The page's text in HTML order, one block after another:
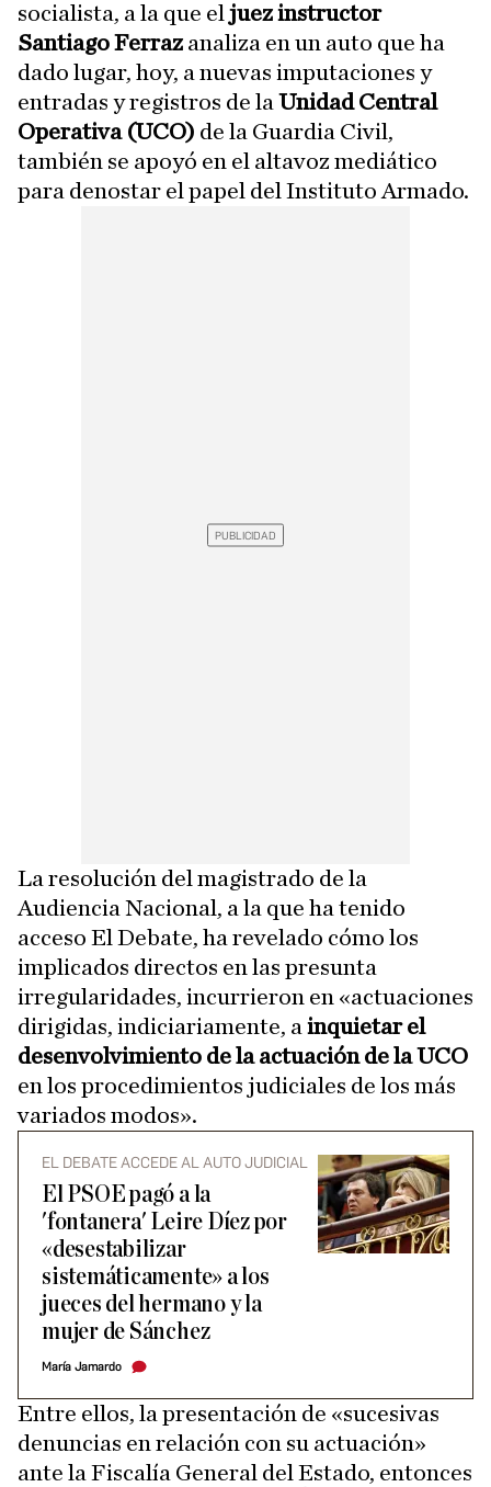
socialista, a la que el juez instructor
Santiago Ferrazanaliza en un auto que ha
dado lugar, hoy, a nuevas imputaciones y
entradas y registros de la Unidad Central
Operativa (UCO) de la Guardia Civil,
también se apoyó en el altavoz mediático
para denostar el papel del Instituto Armado.
La resolución del magistrado de la
Audiencia Nacional, a la que ha tenido
acceso El Debate, ha revelado cómo los
implicados directos en las presunta
irregularidades, incurrieron en «actuaciones
dirigidas, indiciariamente, a inquietar el
desenvolvimiento de la actuación de la UCO
en los procedimientos judiciales de los más
variados modos».
EL DEBATE ACCEDE AL AUTO JUDICIAL
El PSOE pagó a la
'fontanera' Leire Díez por
«desestabilizar
sistemáticamente» a los
jueces del hermano y la
mujer de Sánchez
María Jamardo
Entre ellos, la presentación de «sucesivas
denuncias en relación con su actuación»
ante la Fiscalía General del Estado, entonces